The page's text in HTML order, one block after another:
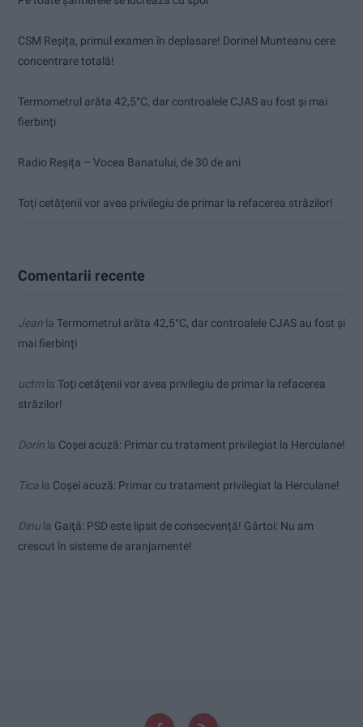
CSM Reșița, primul examen în deplasare! Dorinel Munteanu cere
concentrare totală!
Termometrul arăta 42,5°C, dar controalele CJAS au fost și mai
fierbinți
Radio Reșița – Vocea Banatului, de 30 de ani
Toți cetățenii vor avea privilegiu de primar la refacerea străzilor!
Comentarii recente
Jean la Termometrul arăta 42,5°C, dar controalele CJAS au fost și
mai fierbinți
uctmla Toți cetățenii vor avea privilegiu de primar la refacerea
străzilor!
Dorin la Coșei acuză: Primar cu tratament privilegiat la Herculane!
Tica la Coșei acuză: Primar cu tratament privilegiat la Herculane!
Dinu la Gaiţă: PSD este lipsit de consecvență! Gârtoi: Nu am
crescut în sisteme de aranjamente!